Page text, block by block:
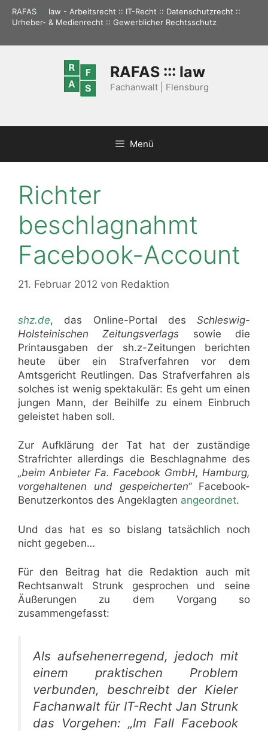
Zum
Inhalt
RAFAS ::: law - Arbeitsrecht :: IT-Recht :: Datenschutzrecht ::
Urheber- & Medienrecht :: Gewerblicher Rechtsschutz
RAFAS ::: law
Fachanwalt | Flensburg
Menü
Richter
beschlagnahmt
Facebook-Account
21. Februar 2012 von Redaktion
shz.de, das Online-Portal des Schleswig-
Holsteinischen Zeitungsverlags sowie die
Printausgaben der sh.z-Zeitungen berichten
heute über ein Strafverfahren vor dem
Amtsgericht Reutlingen. Das Strafverfahren als
solches ist wenig spektakulär: Es geht um einen
jungen Mann, der Beihilfe zu einem Einbruch
geleistet haben soll.
Zur Aufklärung der Tat hat der zuständige
Strafrichter allerdings die Beschlagnahme des
„beim Anbieter Fa. Facebook GmbH, Hamburg,
vorgehaltenen und gespeicherten“Facebook-
Benutzerkontos des Angeklagten angeordnet.
Und das hat es so bislang tatsächlich noch
nicht gegeben…
Für den Beitrag hat die Redaktion auch mit
Rechtsanwalt Strunk gesprochen und seine
Äußerungen zu dem Vorgang so
zusammengefasst:
Als aufsehenerregend, jedoch mit
einem praktischen Problem
verbunden, beschreibt der Kieler
Fachanwalt für IT-Recht Jan Strunk
das Vorgehen: „Im Fall Facebook